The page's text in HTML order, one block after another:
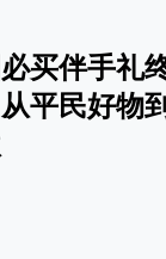
买伴手礼
平民好物到